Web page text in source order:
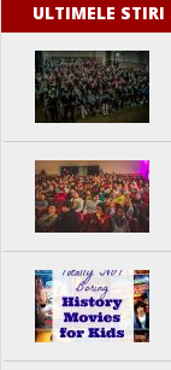
ULTIMELE STIRI